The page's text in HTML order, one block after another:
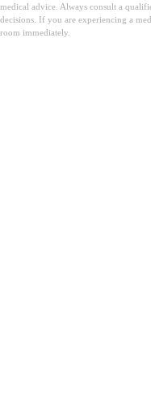
medical advice. Always consult a
decisions. If you are experiencing a
room immediately.